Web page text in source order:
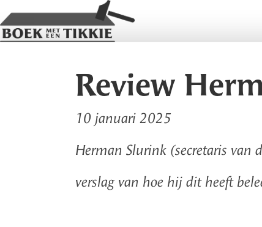
Review
10 januari 2025
Herman Slurink (secretaris van
verslag van hoe hij dit heeft